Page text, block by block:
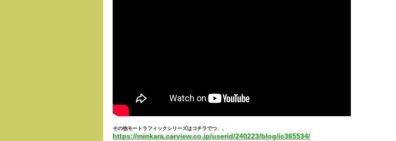
その他モートラフィックシリーズはコチラでつ、、
https://minkara.carview.co.jp/userid/240223/blog/ic365534/